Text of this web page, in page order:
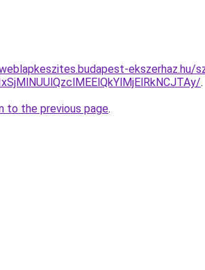
.
to the previous page.